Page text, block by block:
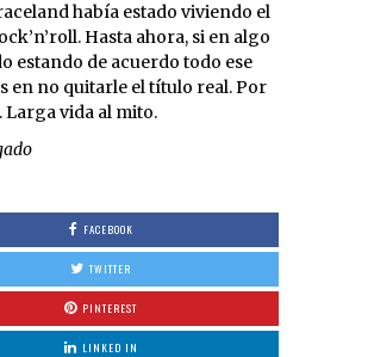
había estado viviendo el
Hasta ahora, si en algo
estando de acuerdo todo ese
en no quitarle el título real. Por
Larga vida al mito.
FACEBOOK
TWITTER
PINTEREST
LINKED IN